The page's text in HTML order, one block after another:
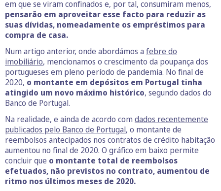
em que se viram confinados e, por tal, consumiram menos,
pensarão em aproveitar esse facto para reduzir as
suas dívidas, nomeadamente os empréstimos para
compra de casa.
Num artigo anterior, onde abordámos a febre do
imobiliário, mencionamos o crescimento da poupança dos
portugueses em pleno período de pandemia. No final de
2020, o montante em depósitos em Portugal tinha
atingido um novo máximo histórico, segundo dados do
Banco de Portugal.
Na realidade, e ainda de acordo com dados recentemente
publicados pelo Banco de Portugal, o montante de
reembolsos antecipados nos contratos de crédito habitação
aumentou no final de 2020. O gráfico em baixo permite
concluir que o montante total de reembolsos
efetuados, não previstos no contrato, aumentou de
ritmo nos últimos meses de 2020.